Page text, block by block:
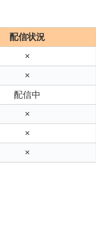
配信状況
×
×
配信中
×
×
×